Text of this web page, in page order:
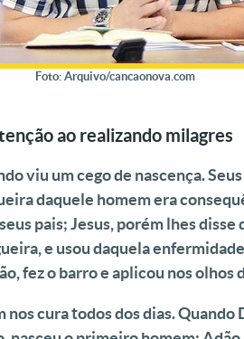
Foto: Arquivo/cancaonova.com
ao realizando milagres
viu um cego de nascença.
daquele homem era
pais; Jesus, porém lhes disse
e usou daquela
fez o barro e aplicou nos olhos
nos cura todos dos dias. Quando